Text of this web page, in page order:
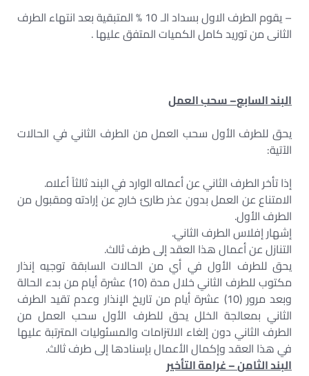
– يقوم الطرف الاول بسداد الـ 10 % المتبقية بعد انتهاء الطرف
الثانى من توريد كامل الكميات المتفق عليها .
البند السابع–سحب العمل
يحق للطرف الأول سحب العمل من الطرف الثاني في الحالات
الآتية:
إذا تأخر الطرف الثاني عن أعماله الوارد في البند ثالثاً أعلاه.
الامتناع عن العمل بدون عذر طارئ خارج عن إرادته ومقبول من
الطرف الأول.
إشهار إفلاس الطرف الثاني.
التنازل عن أعمال هذا العقد إلى طرف ثالث.
يحق للطرف الأول في أي من الحالات السابقة توجيه إنذار
مكتوب للطرف الثاني خلال مدة (10) عشرة أيام من بدء الحالة
وبعد مرور (10) عشرة أيام من تاريخ الإنذار وعدم تقيد الطرف
الثاني بمعالجة الخلل يحق للطرف الأول سحب العمل من
الطرف الثاني دون إلغاء الالتزامات والمسئوليات المترتبة عليها
في هذا العقد وإكمال الأعمال بإسنادها إلى طرف ثالث.
البند الثامن–غرامة التأخير